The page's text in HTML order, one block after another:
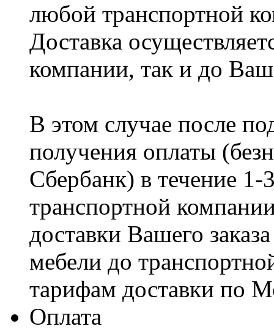
любой транспортной
Доставка
компании, так и до
В этом случае после
получения оплаты
Сбербанк) в течение
транспортной
доставки Вашего
мебели до
тарифам доставки по
Оплата